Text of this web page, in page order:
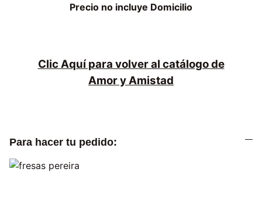
Precio no incluye Domicilio
Clic Aquí para volver al catálogo de
Amor y Amistad
Para hacer tu pedido: